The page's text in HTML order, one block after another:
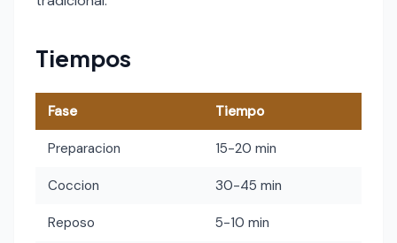
Tiempos
Fase Tiempo
Preparacion 15-20 min
Coccion 30-45 min
Reposo 5-10 min